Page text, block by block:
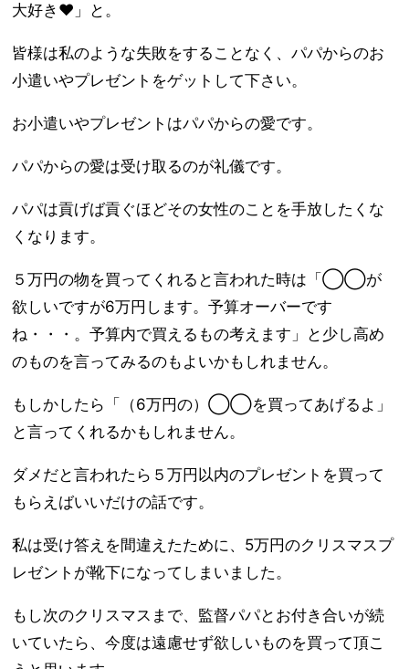
大好き♥」と。
皆様は私のような失敗をすることなく、パパからのお
小遣いやプレゼントをゲットして下さい。
お小遣いやプレゼントはパパからの愛です。
パパからの愛は受け取るのが礼儀です。
パパは貢げば貢ぐほどその女性のことを手放したくな
くなります。
５万円の物を買ってくれると言われた時は「◯◯が
欲しいですが6万円します。予算オーバーです
ね・・・。予算内で買えるもの考えます」と少し高め
のものを言ってみるのもよいかもしれません。
もしかしたら「（6万円の）◯◯を買ってあげるよ」
と言ってくれるかもしれません。
ダメだと言われたら５万円以内のプレゼントを買って
もらえばいいだけの話です。
私は受け答えを間違えたために、5万円のクリスマスプ
レゼントが靴下になってしまいました。
もし次のクリスマスまで、監督パパとお付き合いが続
いていたら、今度は遠慮せず欲しいものを買って頂こ